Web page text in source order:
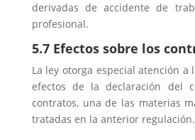
derivadas de accidente de
profesional.
5.7 Efectos sobre los
La ley otorga especial atención a
efectos de la declaración del
contratos, una de las materias
tratadas en la anterior regulación.